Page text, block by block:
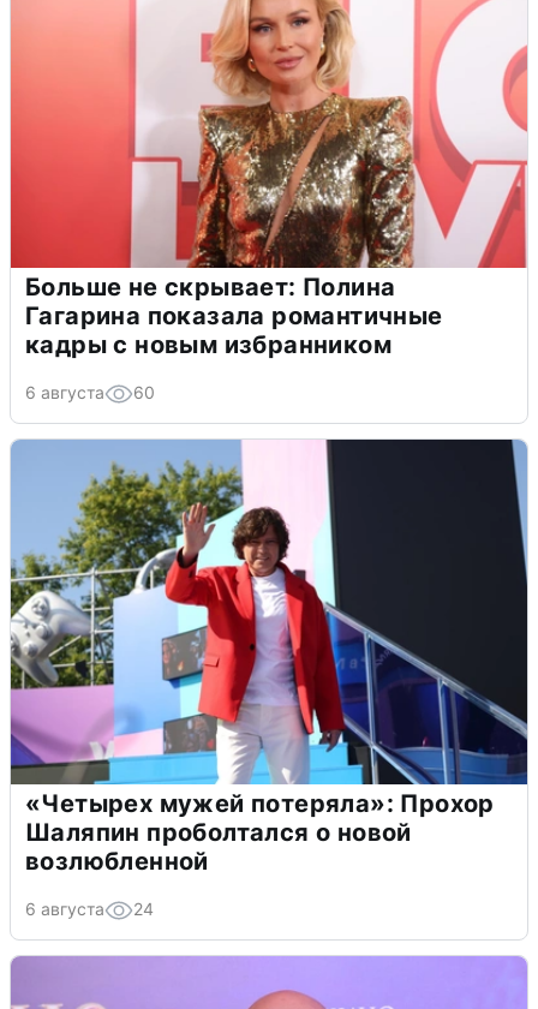
Больше не скрывает: Полина
Гагарина показала романтичные
кадры с новым избранником
6 августа 60
«Четырех мужей потеряла»: Прохор
Шаляпин проболтался о новой
возлюбленной
6 августа 24